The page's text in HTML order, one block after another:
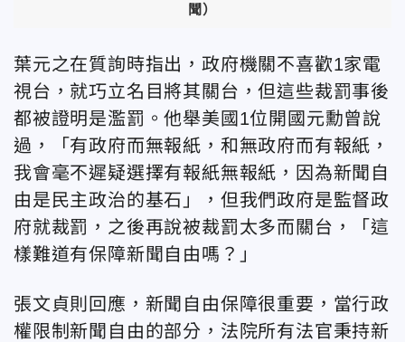
聞）
葉元之在質詢時指出，政府機關不喜歡1家電
視台，就巧立名目將其關台，但這些裁罰事後
都被證明是濫罰。他舉美國1位開國元勳曾說
過，「有政府而無報紙，和無政府而有報紙，
我會毫不遲疑選擇有報紙無報紙，因為新聞自
由是民主政治的基石」，但我們政府是監督政
府就裁罰，之後再說被裁罰太多而關台，「這
樣難道有保障新聞自由嗎？」
張文貞則回應，新聞自由保障很重要，當行政
權限制新聞自由的部分，法院所有法官秉持新